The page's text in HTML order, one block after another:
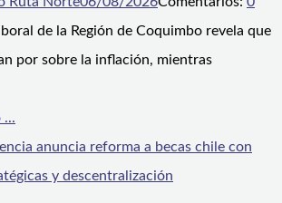
de la Región de Coquimbo revela que
por sobre la inflación, mientras
...